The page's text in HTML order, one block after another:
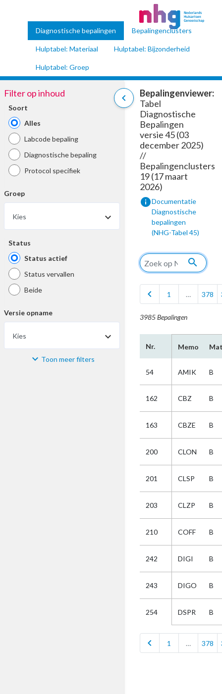
Diagnostische bepalingen Bepalingenclusters
Hulptabel: Materiaal Hulptabel: Bijzonderheid
Hulptabel: Groep
chevron_left
Filter op inhoud
Soort
Alles
Labcode bepaling
Diagnostische bepaling
Protocol specifiek
Groep
Kies
Status
Status actief
Status vervallen
Beide
Versie opname
Kies
Materiaal Toon meer filters
Bepalingenviewer:
Tabel
Diagnostische
Bepalingen
versie 45 (03
december 2025)
//
Bepalingenclusters
19 (17 maart
2026)
infoDocumentatie
Diagnostische
bepalingen
(NHG-Tabel 45)
search
chevron_left 1 … 378
3985 Bepalingen
Nr. Memo
54 AMIK B
162 CBZ B
163 CBZE B
200 CLON B
201 CLSP B
203 CLZP B
210 COFF B
242 DIGI B
243 DIGO B
254 DSPR B
chevron_left 1 … 378